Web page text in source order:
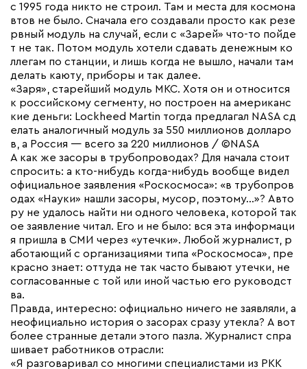
с 1995 года никто не строил. Там и места для космона
втов не было. Сначала его создавали просто как резе
рвный модуль на случай, если с «Зарей» что-то пойде
т не так. Потом модуль хотели сдавать денежным ко
ллегам по станции, и лишь когда не вышло, начали там
делать каюту, приборы и так далее.
«Заря», старейший модуль МКС. Хотя он и относится
к российскому сегменту, но построен на американс
кие деньги: Lockheed Martin тогда предлагал NASA сд
елать аналогичный модуль за 550 миллионов долларо
в, а Россия — всего за 220 миллионов / ©NASA
А как же засоры в трубопроводах? Для начала стоит
спросить: а кто-нибудь когда-нибудь вообще видел
официальное заявления «Роскосмоса»: «в трубопров
одах «Науки» нашли засоры, мусор, поэтому…»? Авто
ру не удалось найти ни одного человека, которой так
ое заявление читал. Его и не было: вся эта информаци
я пришла в СМИ через «утечки». Любой журналист, р
аботающий с организациями типа «Роскосмоса», пре
красно знает: оттуда не так часто бывают утечки, не
согласованные с той или иной частью его руководст
ва.
Правда, интересно: официально ничего не заявляли, а
неофициально история о засорах сразу утекла? А вот
более странные детали этого пазла. Журналист спра
шивает работников отрасли:
«Я разговаривал со многими специалистами из РКК